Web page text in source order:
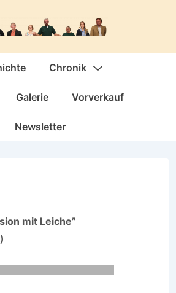
Chronik
Galerie Vorverkauf
Newsletter
mit Leiche”